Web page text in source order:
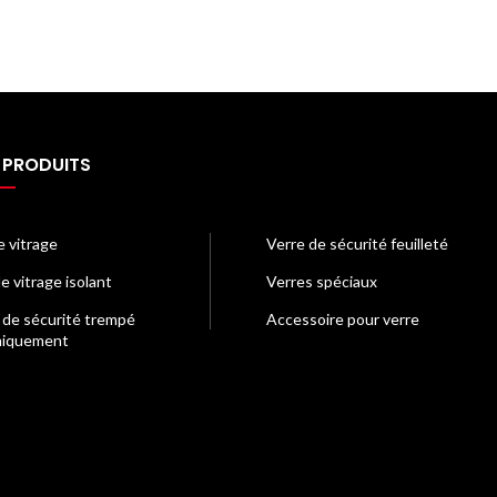
vitrage
vitrage isolant
sécurité trempé
Verre de sécurité feuilleté
Verres spéciaux
Accessoire pour verre